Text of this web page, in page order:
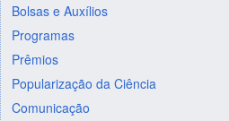
Bolsas e Auxílios
Programas
Prêmios
Popularização da Ciência
Comunicação